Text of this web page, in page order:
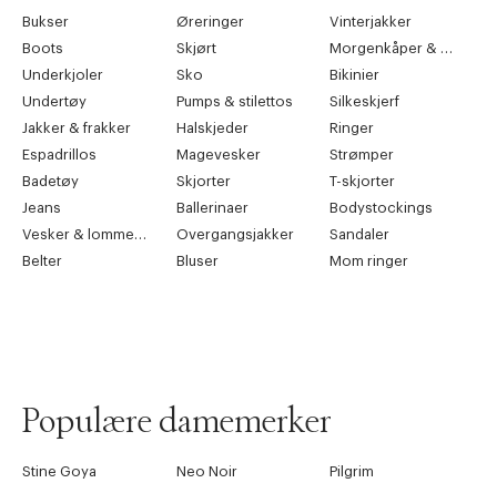
Bukser Øreringer
Vinterjakker
Boots
Skjørt
Morgenkåper & kimonoer
Underkjoler
Sko
Bikinier
Undertøy
Pumps & stilettos
Silkeskjerf
Jakker & frakker
Halskjeder
Ringer
Espadrillos
Magevesker
Strømper
Badetøy
Skjorter
T-skjorter
Jeans
Ballerinaer
Bodystockings
Vesker & lommebøker
Overgangsjakker
Sandaler
Belter
Bluser Mom ringer
Populære damemerker
Stine Goya Neo Noir
Pilgrim